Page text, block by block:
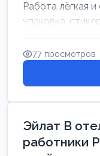
Работа лёгкая
упаковка,
77 просмотров
Эйлат В
работники